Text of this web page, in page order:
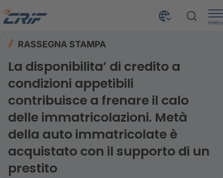
menu
RASSEGNA STAMPA
La disponibilita’ di credito a
condizioni appetibili
contribuisce a frenare il calo
delle immatricolazioni. Metà
della auto immatricolate è
acquistato con il supporto di un
prestito